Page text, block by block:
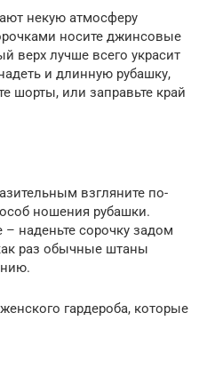
некую атмосферу
носите джинсовые
верх лучше всего украсит
и длинную рубашку,
шорты, или заправьте край
взгляните по-
ношения рубашки.
наденьте сорочку задом
раз обычные штаны
гардероба, которые